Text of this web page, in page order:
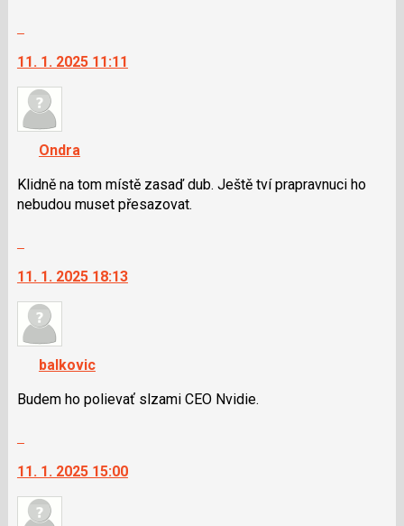
další
nový
názor.
navigaci
lze
použít
i
následující
a
P
pro
předchozí
názor
11. 1. 2025 11:11
Ondra
Klidně na tom místě zasaď dub. Ještě tví prapravnuci ho
nebudou muset přesazovat.
další
nový
názor.
navigaci
lze
použít
pro
následující
a
11. 1. 2025 18:13
balkovic
Budem ho polievať slzami CEO Nvidie.
další
nový
názor.
11. 1. 2025 15:00